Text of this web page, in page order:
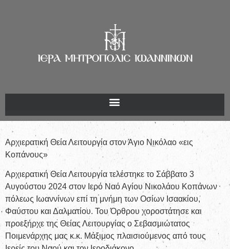
Αρχιερατική Θεία Λειτουργία στον Άγιο Νικόλαο «εις
Κοπάνους»
Αρχιερατική Θεία Λειτουργία τελέστηκε το Σάββατο 3
Αυγούστου 2024 στον Ιερό Ναό Αγίου Νικολάου Κοπάνων
πόλεως Ιωαννίνων επί τη μνήμη των Οσίων Ισαακίου,
Φαύστου και Δαλματίου. Του Όρθρου χοροστάτησε και
προεξήρχε της Θείας Λειτουργίας ο Σεβασμιώτατος
Ποιμενάρχης μας κ.κ. Μάξιμος πλαισιούμενος από τους